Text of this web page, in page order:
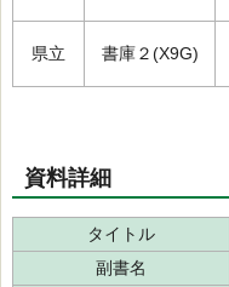
県立 書庫２(X9G)
資料詳細
タイトル
副書名